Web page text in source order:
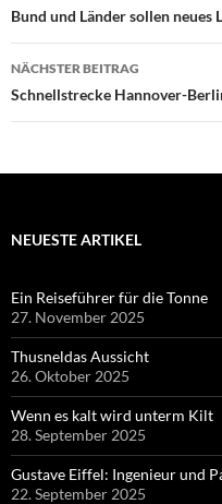
Bund und Länder sollen
NÄCHSTER BEITRAG
Schnellstrecke Hannover-
NEUESTE ARTIKEL
Ein Reiseführer für die Tonne
27. November 2025
Thusneldas Aussicht
26. Oktober 2025
Wenn es kalt wird unterm Kilt
28. September 2025
Gustave Eiffel: Ingenieur und
22. September 2025